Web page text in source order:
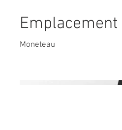
Emplacement
Moneteau